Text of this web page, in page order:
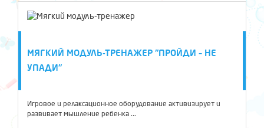
МЯГКИЙ МОДУЛЬ-ТРЕНАЖЕР "ПРОЙДИ – НЕ
УПАДИ"
Игровое и релаксационное оборудование активизирует и
развивает мышление ребенка ...